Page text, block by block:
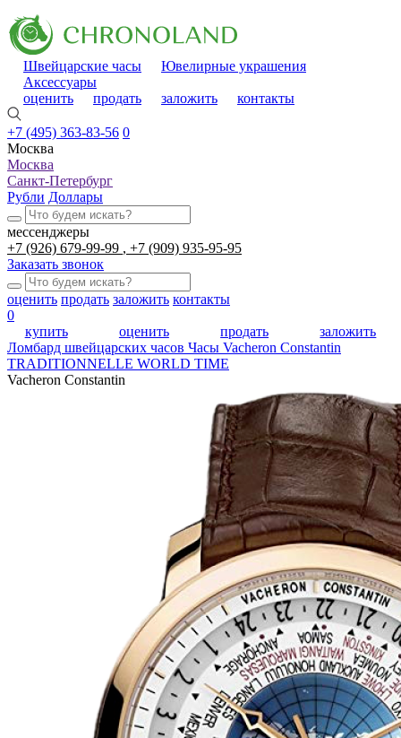
Швейцарские часы
Ювелирные украшения
Аксессуары
оценить
продать заложить контакты
+7 (495) 363-83-56 0
Москва
Москва
Санкт-Петербург
Рубли Доллары
мессенджеры
+7 (926) 679-99-99
+7 (909) 935-95-95
Заказать звонок
оценить продать заложить контакты
0
купить
оценить продать
заложить
Ломбард швейцарских часов Часы Vacheron Constantin
TRADITIONNELLE WORLD TIME
Vacheron Constantin